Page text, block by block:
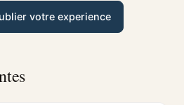
votre experience